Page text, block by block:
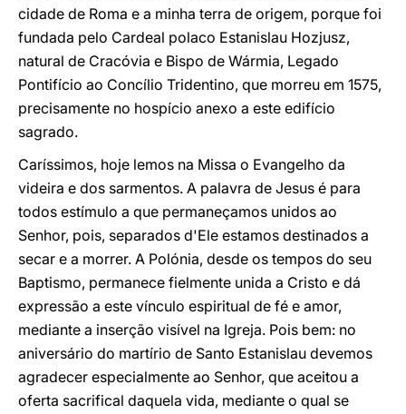
cidade de Roma e a minha terra de origem, porque foi
fundada pelo Cardeal polaco Estanislau Hozjusz,
natural de Cracóvia e Bispo de Wármia, Legado
Pontifício ao Concílio Tridentino, que morreu em 1575,
precisamente no hospício anexo a este edifício
sagrado.
Caríssimos, hoje lemos na Missa o Evangelho da
videira e dos sarmentos. A palavra de Jesus é para
todos estímulo a que permaneçamos unidos ao
Senhor, pois, separados d'Ele estamos destinados a
secar e a morrer. A Polónia, desde os tempos do seu
Baptismo, permanece fielmente unida a Cristo e dá
expressão a este vínculo espiritual de fé e amor,
mediante a inserção visível na Igreja. Pois bem: no
aniversário do martírio de Santo Estanislau devemos
agradecer especialmente ao Senhor, que aceitou a
oferta sacrifical daquela vida, mediante o qual se